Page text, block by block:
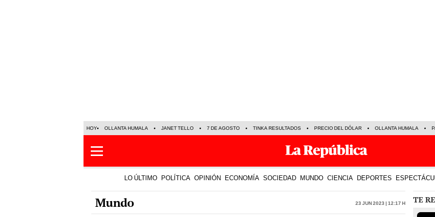
HOY OLLANTA HUMALA JANET TELLO 7 DE AGOSTO TINKA RESULTADOS PRECIO DEL DÓLAR OLLANTA HUMALA
LO ÚLTIMO POLÍTICA OPINIÓN ECONOMÍA SOCIEDAD MUNDO CIENCIA DEPORTES
Mundo 23 Jun 2023 | 12:17 h TE